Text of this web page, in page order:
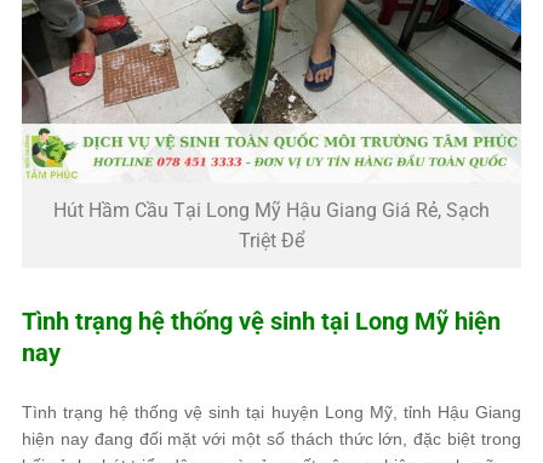
Hút Hầm Cầu Tại Long Mỹ Hậu Giang Giá Rẻ, Sạch
Triệt Để
Tình trạng hệ thống vệ sinh tại Long Mỹ hiện
nay
Tình trạng hệ thống vệ sinh tại huyện Long Mỹ, tỉnh Hậu Giang
hiện nay đang đối mặt với một số thách thức lớn, đặc biệt trong